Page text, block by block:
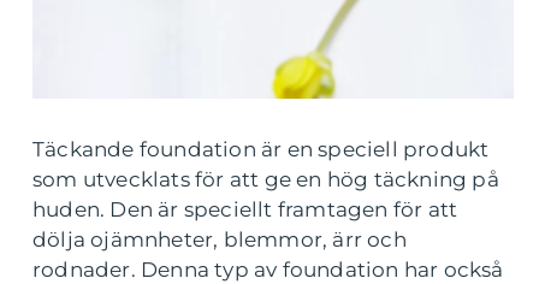
Täckande foundation är en speciell produkt
som utvecklats för att ge en hög täckning på
huden. Den är speciellt framtagen för att
dölja ojämnheter, blemmor, ärr och
rodnader. Denna typ av foundation har också